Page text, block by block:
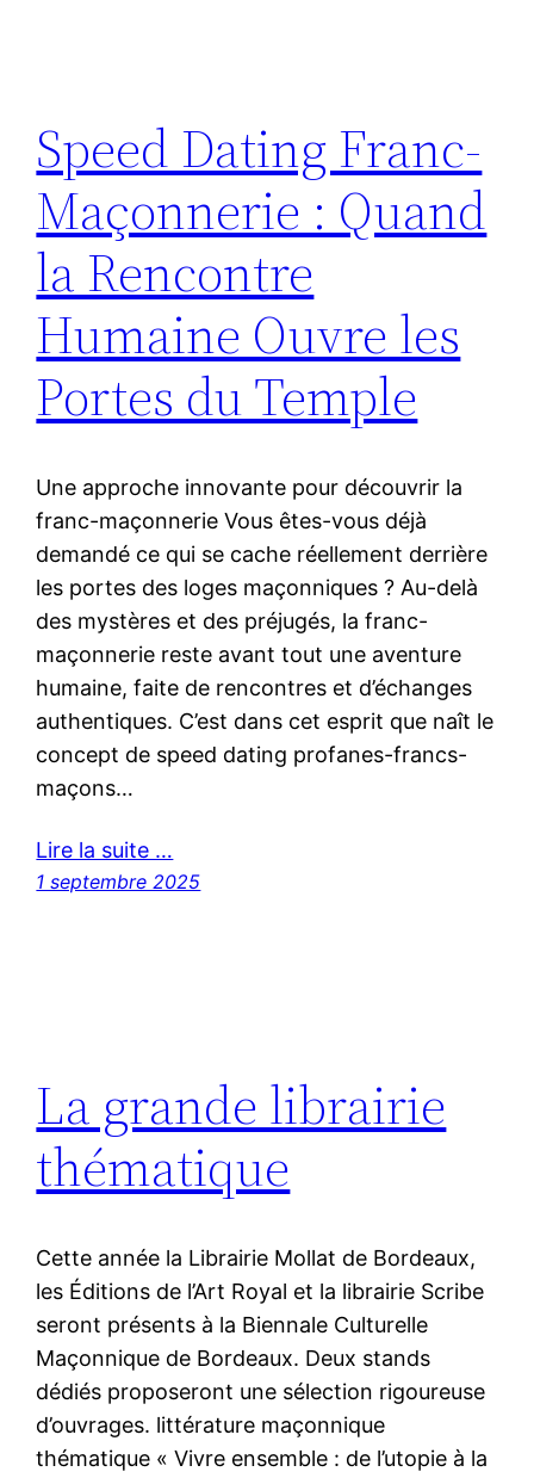
Speed Dating Franc-
Maçonnerie : Quand
la Rencontre
Humaine Ouvre les
Portes du Temple
Une approche innovante pour découvrir la
franc-maçonnerie Vous êtes-vous déjà
demandé ce qui se cache réellement derrière
les portes des loges maçonniques ? Au-delà
des mystères et des préjugés, la franc-
maçonnerie reste avant tout une aventure
humaine, faite de rencontres et d’échanges
authentiques. C’est dans cet esprit que naît le
concept de speed dating profanes-francs-
maçons…
Lire la suite …
1 septembre 2025
La grande librairie
thématique
Cette année la Librairie Mollat de Bordeaux,
les Éditions de l’Art Royal et la librairie Scribe
seront présents à la Biennale Culturelle
Maçonnique de Bordeaux. Deux stands
dédiés proposeront une sélection rigoureuse
d’ouvrages. littérature maçonnique
thématique « Vivre ensemble : de l’utopie à la